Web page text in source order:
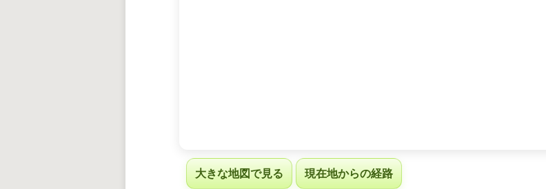
大きな地図で見る 現在地からの経路